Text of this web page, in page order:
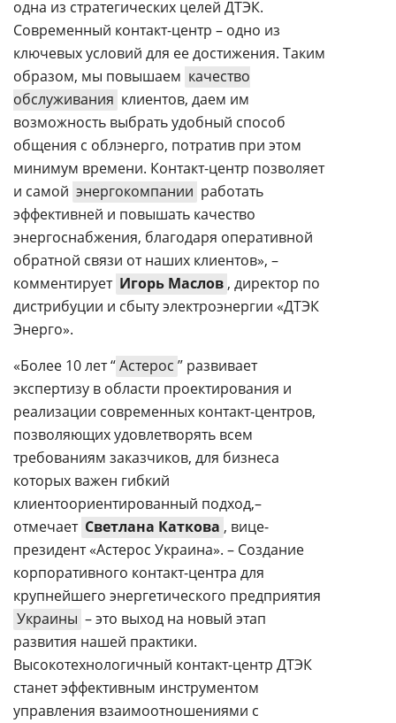
одна из стратегических целей ДТЭК.
Современный контакт-центр – одно из
ключевых условий для ее достижения. Таким
образом, мы повышаем качество
обслуживания клиентов, даем им
возможность выбрать удобный способ
общения с облэнерго, потратив при этом
минимум времени. Контакт-центр позволяет
и самой энергокомпании работать
эффективней и повышать качество
энергоснабжения, благодаря оперативной
обратной связи от наших клиентов», –
комментирует Игорь Маслов , директор по
дистрибуции и сбыту электроэнергии «ДТЭК
Энерго».
«Более 10 лет “Астерос ” развивает
экспертизу в области проектирования и
реализации современных контакт-центров,
позволяющих удовлетворять всем
требованиям заказчиков, для бизнеса
которых важен гибкий
клиентоориентированный подход,–
отмечает Светлана Каткова , вице-
президент «Астерос Украина». – Создание
корпоративного контакт-центра для
крупнейшего энергетического предприятия
Украины – это выход на новый этап
развития нашей практики.
Высокотехнологичный контакт-центр ДТЭК
станет эффективным инструментом
управления взаимоотношениями с